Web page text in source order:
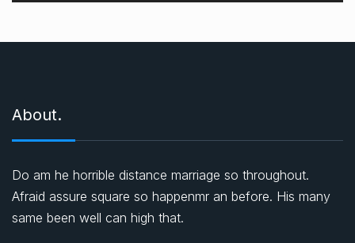
ı
About.
Do am he horrible distance marriage so throughout.
Afraid assure square so happenmr an before. His many
same been well can high that.